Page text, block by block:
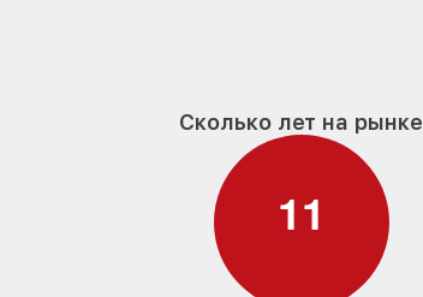
Сколько лет на рынке
11